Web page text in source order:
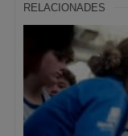
RELACIONADES